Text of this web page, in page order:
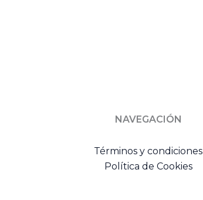
NAVEGACIÓN
Términos y condiciones
Política de Cookies